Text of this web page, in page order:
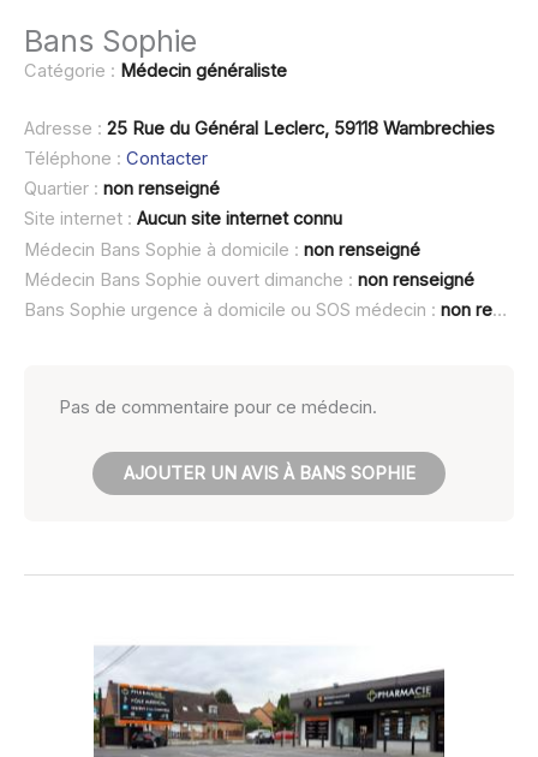
Bans Sophie
Catégorie : Médecin généraliste
Adresse : 25 Rue du Général Leclerc, 59118 Wambrechies
Téléphone : Contacter
Quartier : non renseigné
Site internet : Aucun site internet connu
Médecin Bans Sophie à domicile : non renseigné
Médecin Bans Sophie ouvert dimanche : non renseigné
Bans Sophie urgence à domicile ou SOS médecin : non renseigné
Pas de commentaire pour ce médecin.
AJOUTER UN AVIS À BANS SOPHIE